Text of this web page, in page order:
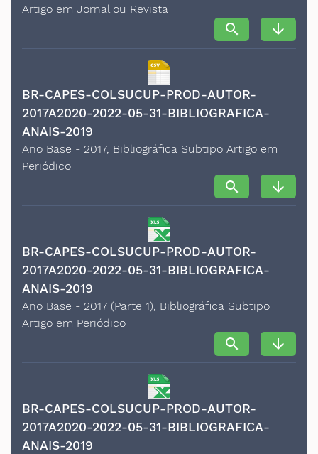
Artigo em Jornal ou Revista
search arrow_downward
BR-CAPES-COLSUCUP-PROD-AUTOR-
2017A2020-2022-05-31-BIBLIOGRAFICA-
ANAIS-2019
Ano Base - 2017, Bibliográfica Subtipo Artigo em
Periódico
search arrow_downward
BR-CAPES-COLSUCUP-PROD-AUTOR-
2017A2020-2022-05-31-BIBLIOGRAFICA-
ANAIS-2019
Ano Base - 2017 (Parte 1), Bibliográfica Subtipo
Artigo em Periódico
search arrow_downward
BR-CAPES-COLSUCUP-PROD-AUTOR-
2017A2020-2022-05-31-BIBLIOGRAFICA-
ANAIS-2019